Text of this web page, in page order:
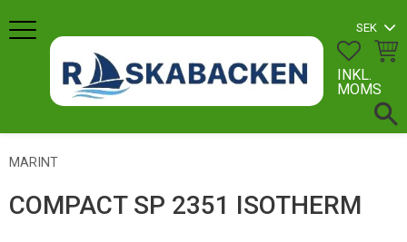
Meny
INKL.
MOMS
MARINT
COMPACT SP 2351 ISOTHERM